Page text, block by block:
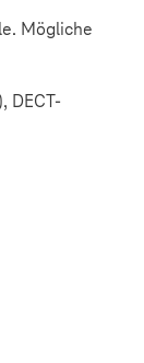
Mögliche
DECT-